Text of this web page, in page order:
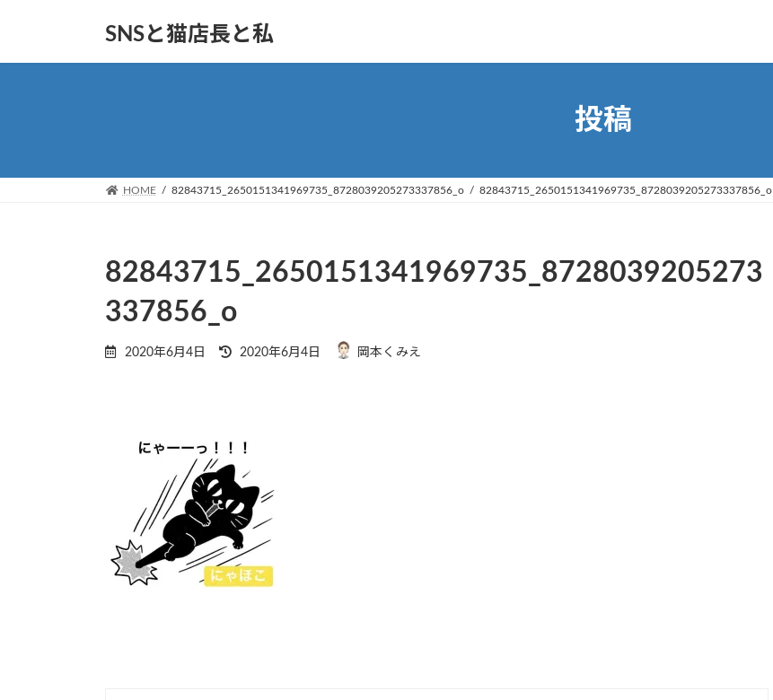
SNSと猫店長と私
投稿
HOME 82843715_2650151341969735_8728039205273337856_o 82843715_2650151341969735_8728039205273337856_o
82843715_2650151341969735_8728039205273
337856_o
2020年6月4日
最
時
2020年6月4日 岡本くみえ